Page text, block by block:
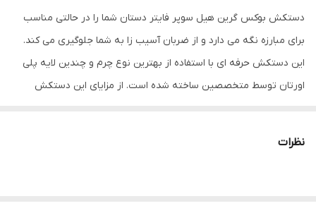
دستکش بوکس گرین هیل سوپر فایتر دستان شما را در حالتی مناسب
برای مبارزه نگه می دارد و از ضربان آسیب زا به شما جلوگیری می کند.
این دستکش حرفه ای با استفاده از بهترین نوع چرم و چندین لایه پلی
اورتان توسط متخصصین ساخته شده است. از مزایای این دستکش
راحتی انگشتان دست هنگام استفاده و سهولت در انجام ضربان ورزشی از
نظرات